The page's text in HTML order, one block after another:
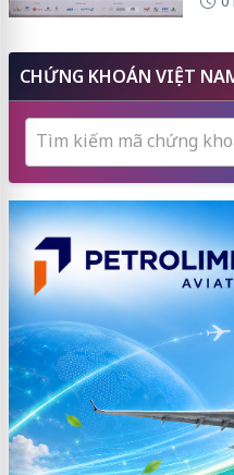
CHỨNG KHOÁN VIỆT
Tìm kiếm mã chứng